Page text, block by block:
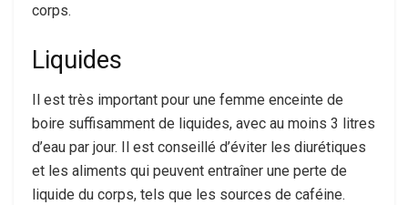
corps.
Liquides
Il est très important pour une femme enceinte de
boire suffisamment de liquides, avec au moins 3 litres
d’eau par jour. Il est conseillé d’éviter les diurétiques
et les aliments qui peuvent entraîner une perte de
liquide du corps, tels que les sources de caféine.